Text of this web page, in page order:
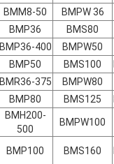
BMM8-50
BMPW 36
BMP36
BMS80
BMP36-400
BMPW50
BMP50
BMS100
BMR36-375
BMPW80
BMP80
BMS125
BMH200-
500
BMPW100
BMP100 BMS160